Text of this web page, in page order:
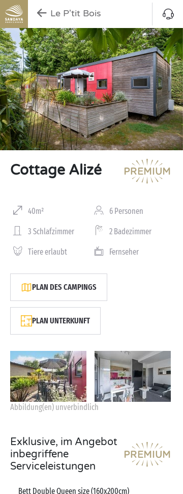
Le P'tit Bois
Cottage Alizé
40m² 6 Personen
3 Schlafzimmer 2 Badezimmer
Tiere erlaubt Fernseher
PLAN DES CAMPINGS
PLAN UNTERKUNFT
Abbildung(en) unverbindlich
Exklusive, im Angebot
inbegriffene
Serviceleistungen
Bett Double Queen size (160x200cm)